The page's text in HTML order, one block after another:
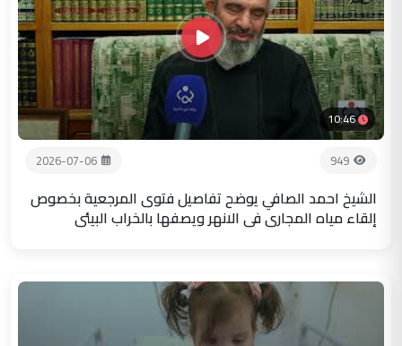
10:46
949
2026-07-06
الشيخ احمد الصافي يوضح تفاصيل فتوى المرجعية بخصوص
إلقاء مياه المجاري في الانهر ويصفها بالخراب البيئي